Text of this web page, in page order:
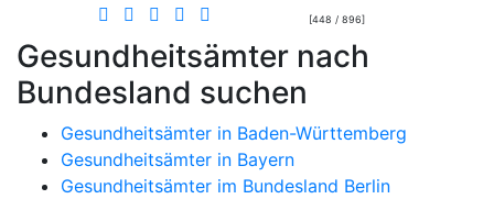
[448 / 896]
Gesundheitsämter nach
Bundesland suchen
Gesundheitsämter in Baden-Württemberg
Gesundheitsämter in Bayern
Gesundheitsämter im Bundesland Berlin